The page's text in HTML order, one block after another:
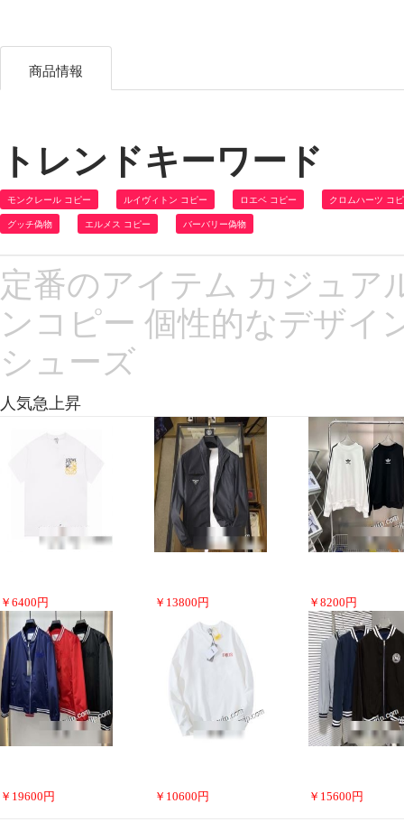
商品情報
トレンドキーワード
モンクレール コピー ルイヴィトン コピー ロエベ コピー クロムハーツ コ
グッチ偽物 エルメス コピー バーバリー偽物
定番のアイテム カジュア
ンコピー 個性的なデザイ
シューズ
人気急上昇
￥ 6400 円 ￥ 13800 円 ￥ 8200 円
￥ 19600 円 ￥ 10600 円 ￥ 15600 円